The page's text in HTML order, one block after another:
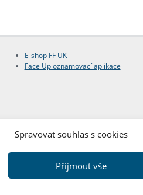
Spravovat souhlas s cookies
Přijmout vše
E-shop FF UK
Face Up oznamovací aplikace